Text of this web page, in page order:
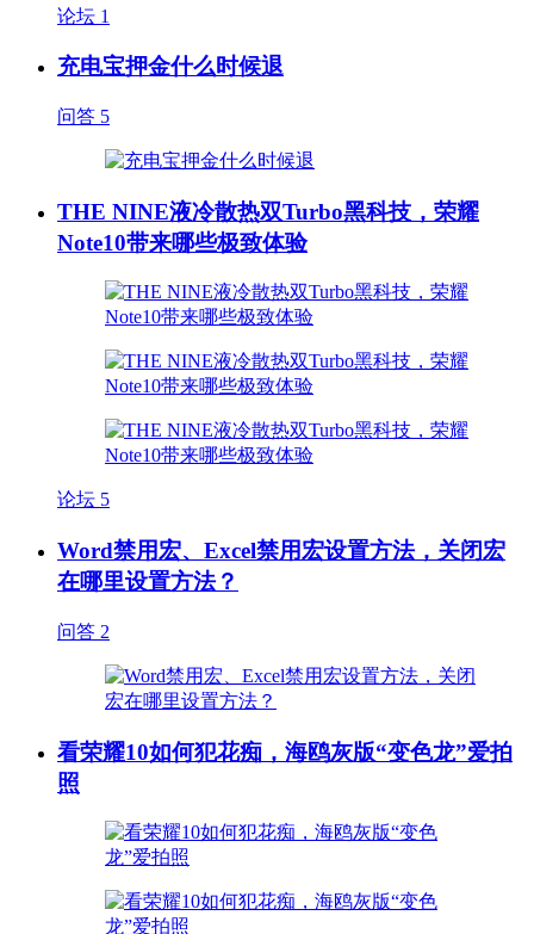
论坛 1
充电宝押金什么时候退
问答 5
THE NINE液冷散热双Turbo黑科技，荣耀
Note10带来哪些极致体验
论坛 5
Word禁用宏、Excel禁用宏设置方法，关闭宏
在哪里设置方法？
问答 2
看荣耀10如何犯花痴，海鸥灰版“变色龙”爱拍
照